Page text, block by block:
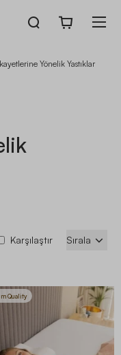
Yönelik Yastıklar
Karşılaştır Sırala
Quality